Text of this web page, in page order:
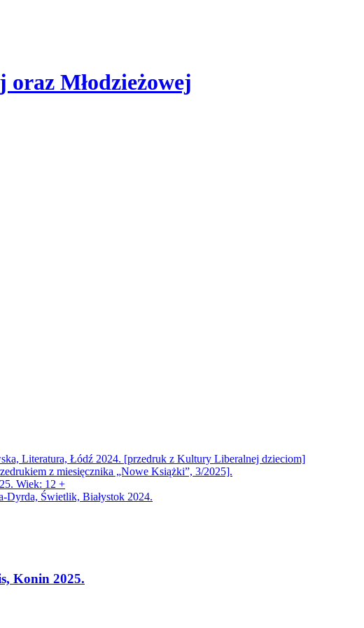
Młodzieżowej
Literatura, Łódź 2024. [przedruk z Kultury Liberalnej dzieciom]
z miesięcznika „Nowe Książki”, 3/2025].
Wiek: 12 +
Dyrda, Świetlik, Białystok 2024.
Konin 2025.